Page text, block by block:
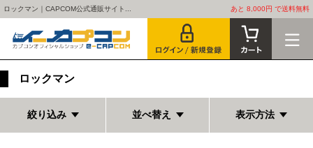
ロックマン｜CAPCOM公式通販サイト... あと 8,000円 で送料無料
ロックマン
絞り込み 並べ替え 表示方法